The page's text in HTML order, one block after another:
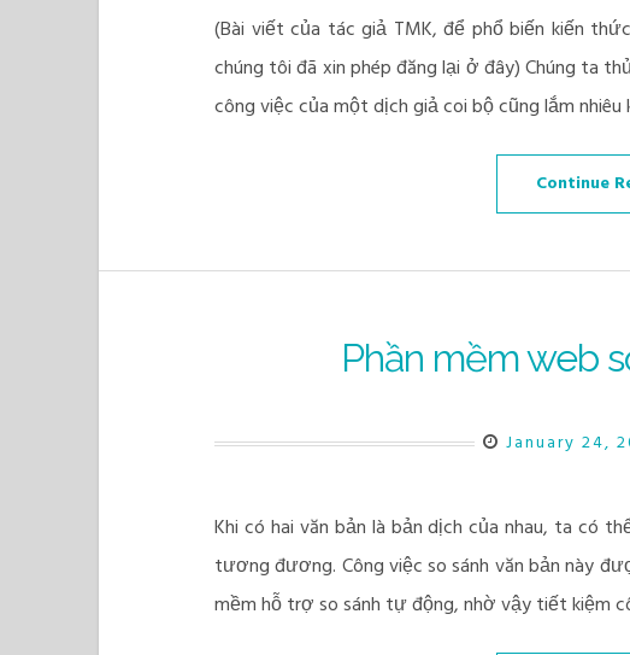
(Bài viết của tác giả TMK, để phổ biến kiến
chúng tôi đã xin phép đăng lại ở đây) Chúng ta
công việc của một dịch giả coi bộ cũng lắm nhiêu
Continue
Phần mềm web
January 24,
Khi có hai văn bản là bản dịch của nhau, ta có
tương đương. Công việc so sánh văn bản này
mềm hỗ trợ so sánh tự động, nhờ vậy tiết kiệm